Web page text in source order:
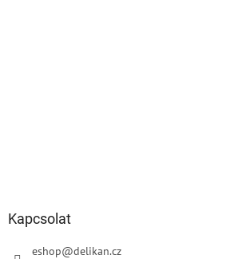
Kapcsolat
eshop@delikan.cz